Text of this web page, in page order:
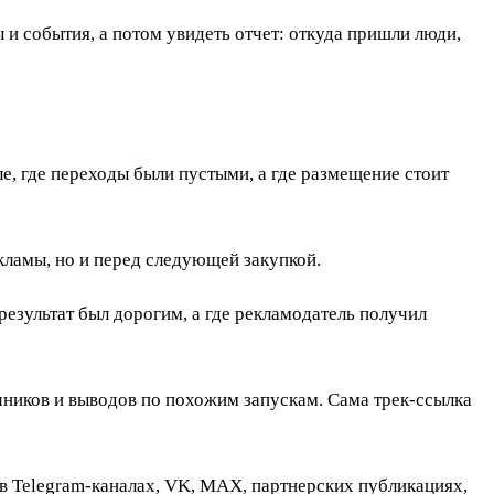
события, а потом увидеть отчет: откуда пришли люди,
где переходы были пустыми, а где размещение стоит
но и перед следующей закупкой.
был дорогим, а где рекламодатель получил
и выводов по похожим запускам. Сама трек-ссылка
Telegram-каналах, VK, MAX, партнерских публикациях,